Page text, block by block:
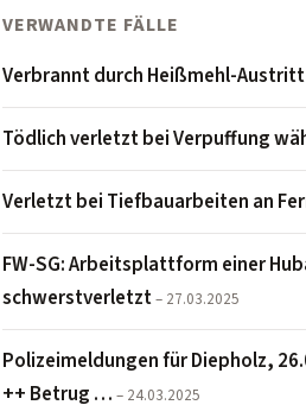
VERWANDTE FÄLLE
Verbrannt durch Heißmehl-
Tödlich verletzt bei Verpuffung
Verletzt bei Tiefbauarbeiten an
FW-SG: Arbeitsplattform einer
schwerstverletzt– 27.03.2025
Polizeimeldungen für Diepholz,
++ Betrug … – 24.03.2025